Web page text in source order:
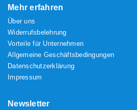
Mehr erfahren
Über uns
Widerrufsbelehrung
Vorteile für Unternehmen
Allgemeine Geschäftsbedingungen
Datenschutzerklärung
Impressum
Newsletter